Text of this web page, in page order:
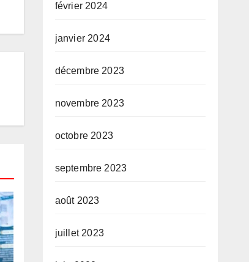
février 2024
janvier 2024
décembre 2023
novembre 2023
octobre 2023
septembre 2023
août 2023
juillet 2023